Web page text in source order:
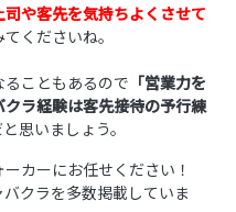
司や客先を気持ちよくさせて
くださいね。
こともあるので 「営業力を
ラ経験は客先接待の予行練
思いましょう。
カーにお任せください！
クラを多数掲載していま